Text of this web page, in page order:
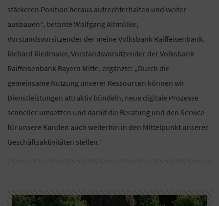
stärkeren Position heraus aufrechterhalten und weiter
ausbauen“, betonte Wolfgang Altmüller,
Vorstandsvorsitzender der meine Volksbank Raiffeisenbank.
Richard Riedmaier, Vorstandsvorsitzender der Volksbank
Raiffeisenbank Bayern Mitte, ergänzte: „Durch die
gemeinsame Nutzung unserer Ressourcen können wir
Dienstleistungen attraktiv bündeln, neue digitale Prozesse
schneller umsetzen und damit die Beratung und den Service
für unsere Kunden auch weiterhin in den Mittelpunkt unserer
Geschäftsaktivitäten stellen.“